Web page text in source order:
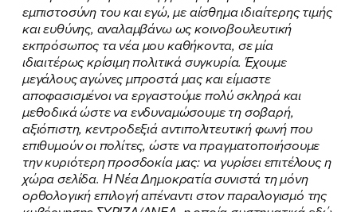
εμπιστοσύνη του και εγώ, με αίσθημα ιδιαίτερης τιμής
και ευθύνης, αναλαμβάνω ως κοινοβουλευτική
εκπρόσωπος τα νέα μου καθήκοντα, σε μία
ιδιαιτέρως κρίσιμη πολιτικά συγκυρία. Έχουμε
μεγάλους αγώνες μπροστά μας και είμαστε
αποφασισμένοι να εργαστούμε πολύ σκληρά και
μεθοδικά ώστε να ενδυναμώσουμε τη σοβαρή,
αξιόπιστη, κεντροδεξιά αντιπολιτευτική φωνή που
επιθυμούν οι πολίτες, ώστε να πραγματοποιήσουμε
την κυριότερη προσδοκία μας: να γυρίσει επιτέλους η
χώρα σελίδα. Η Νέα Δημοκρατία συνιστά τη μόνη
ορθολογική επιλογή απέναντι στον παραλογισμό της